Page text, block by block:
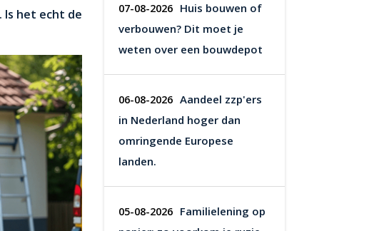
het echt de 07-08-2026 Huis bouwen of
verbouwen? Dit moet je
weten over een bouwdepot
06-08-2026 Aandeel zzp'ers
in Nederland hoger dan
omringende Europese
landen.
05-08-2026 Familielening op